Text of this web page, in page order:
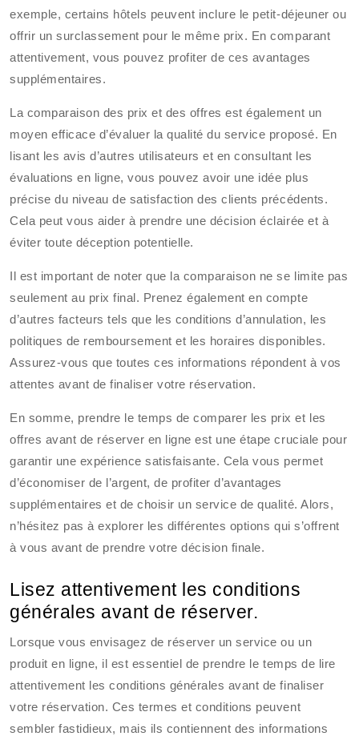
exemple, certains hôtels peuvent inclure le petit-déjeuner ou
offrir un surclassement pour le même prix. En comparant
attentivement, vous pouvez profiter de ces avantages
supplémentaires.
La comparaison des prix et des offres est également un
moyen efficace d’évaluer la qualité du service proposé. En
lisant les avis d’autres utilisateurs et en consultant les
évaluations en ligne, vous pouvez avoir une idée plus
précise du niveau de satisfaction des clients précédents.
Cela peut vous aider à prendre une décision éclairée et à
éviter toute déception potentielle.
Il est important de noter que la comparaison ne se limite pas
seulement au prix final. Prenez également en compte
d’autres facteurs tels que les conditions d’annulation, les
politiques de remboursement et les horaires disponibles.
Assurez-vous que toutes ces informations répondent à vos
attentes avant de finaliser votre réservation.
En somme, prendre le temps de comparer les prix et les
offres avant de réserver en ligne est une étape cruciale pour
garantir une expérience satisfaisante. Cela vous permet
d’économiser de l’argent, de profiter d’avantages
supplémentaires et de choisir un service de qualité. Alors,
n’hésitez pas à explorer les différentes options qui s’offrent
à vous avant de prendre votre décision finale.
Lisez attentivement les conditions
générales avant de réserver.
Lorsque vous envisagez de réserver un service ou un
produit en ligne, il est essentiel de prendre le temps de lire
attentivement les conditions générales avant de finaliser
votre réservation. Ces termes et conditions peuvent
sembler fastidieux, mais ils contiennent des informations